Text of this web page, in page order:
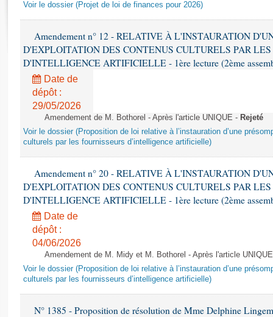
Rapports d'enquête
Rapports sur l'application des lois
Baromètre de l’application des lois
Dossiers législatifs
Budget et sécurité sociale
Questions écrites et orales
Comptes rendus des débats
Voir le dossier (Projet de loi de finances pour 2026)
Amendement n° 12 - RELATIVE À L'INSTAURATION
D'EXPLOITATION DES CONTENUS CULTURELS PAR LES
D'INTELLIGENCE ARTIFICIELLE - 1ère lecture (2ème
Date de
dépôt :
29/05/2026
Amendement de M. Bothorel - Après l'article UNIQUE - Rejeté
Voir le dossier (Proposition de loi relative à l’instauration d’une
culturels par les fournisseurs d’intelligence artificielle)
Amendement n° 20 - RELATIVE À L'INSTAURATION
D'EXPLOITATION DES CONTENUS CULTURELS PAR LES
D'INTELLIGENCE ARTIFICIELLE - 1ère lecture (2ème
Date de
dépôt :
04/06/2026
Amendement de M. Midy et M. Bothorel - Après l'article
Voir le dossier (Proposition de loi relative à l’instauration d’une
culturels par les fournisseurs d’intelligence artificielle)
N° 1385 - Proposition de résolution de Mme Delphine